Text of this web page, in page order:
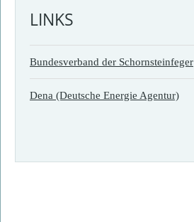
LINKS
Bundesverband der Schornsteinfeger
Dena (Deutsche Energie Agentur)